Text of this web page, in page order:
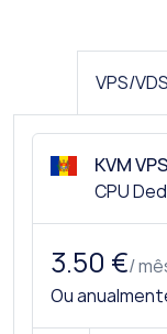
VPS/VDS
KVM
CPU
3.50 €/
Ou